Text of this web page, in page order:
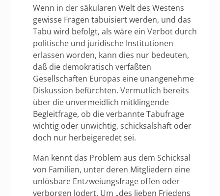
Wenn in der säkularen Welt des Westens
gewisse Fragen tabuisiert werden, und das
Tabu wird befolgt, als wäre ein Verbot durch
politische und juridische Institutionen
erlassen worden, kann dies nur bedeuten,
daß die demokratisch verfaßten
Gesellschaften Europas eine unangenehme
Diskussion befürchten. Vermutlich bereits
über die unvermeidlich mitklingende
Begleitfrage, ob die verbannte Tabufrage
wichtig oder unwichtig, schicksalshaft oder
doch nur herbeigeredet sei.
Man kennt das Problem aus dem Schicksal
von Familien, unter deren Mitgliedern eine
unlösbare Entzweiungsfrage offen oder
verborgen lodert. Um „des lieben Friedens